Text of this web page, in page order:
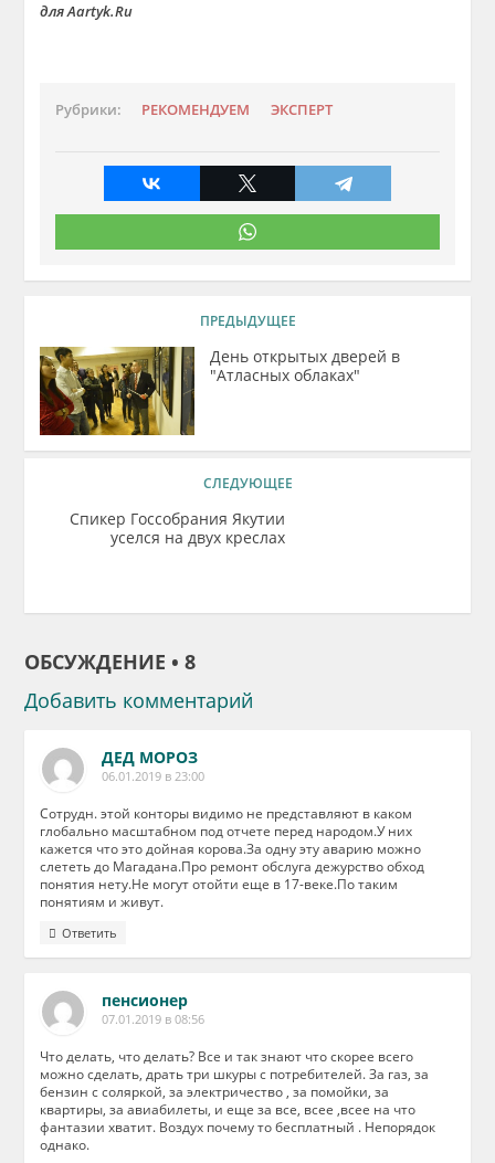
для Aartyk.Ru
Рубрики: РЕКОМЕНДУЕМ ЭКСПЕРТ
ПРЕДЫДУЩЕЕ
День открытых дверей в
"Атласных облаках"
СЛЕДУЮЩЕЕ
Спикер Госсобрания Якутии
уселся на двух креслах
ОБСУЖДЕНИЕ • 8
Добавить комментарий
ДЕД МОРОЗ
06.01.2019 в 23:00
Сотрудн. этой конторы видимо не представляют в каком
глобально масштабном под отчете перед народом.У них
кажется что это дойная корова.За одну эту аварию можно
слететь до Магадана.Про ремонт обслуга дежурство обход
понятия нету.Не могут отойти еще в 17-веке.По таким
понятиям и живут.
Ответить
пенсионер
07.01.2019 в 08:56
Что делать, что делать? Все и так знают что скорее всего
можно сделать, драть три шкуры с потребителей. За газ, за
бензин с соляркой, за электричество , за помойки, за
квартиры, за авиабилеты, и еще за все, всее ,всее на что
фантазии хватит. Воздух почему то бесплатный . Непорядок
однако.